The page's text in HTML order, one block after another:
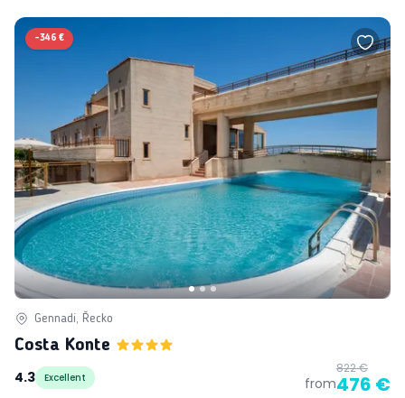
-346 €
Gennadi, Řecko
Costa Konte
4.3
Excellent from
822 €
476 €